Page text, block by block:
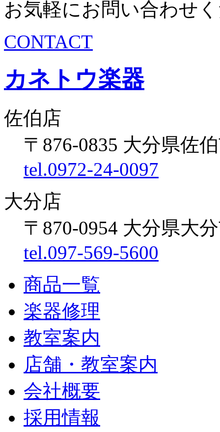
お気軽にお問い合わせ
CONTACT
カネトウ楽器
佐伯店
〒876-0835 大分県佐
tel.0972-24-0097
大分店
〒870-0954 大分県大
tel.097-569-5600
商品一覧
楽器修理
教室案内
店舗・教室案内
会社概要
採用情報